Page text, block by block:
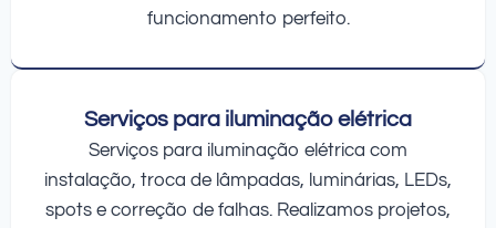
funcionamento perfeito.
Serviços para iluminação elétrica
Serviços para iluminação elétrica com
instalação, troca de lâmpadas, luminárias, LEDs,
spots e correção de falhas. Realizamos projetos,